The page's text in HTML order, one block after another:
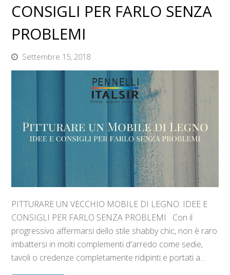
CONSIGLI PER FARLO SENZA
PROBLEMI
Settembre 15, 2018
PITTURARE UN VECCHIO MOBILE DI LEGNO: IDEE E
CONSIGLI PER FARLO SENZA PROBLEMI Con il
progressivo affermarsi dello stile shabby chic, non è raro
imbattersi in molti complementi d'arredo come sedie,
tavoli o credenze completamente ridipinti e portati a…